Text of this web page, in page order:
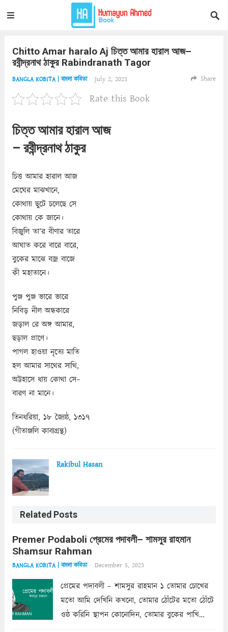
Chitto Amar haralo Aj চিত্ত আমার হারাল আজ–
রবীন্দ্রনাথ ঠাকুর Rabindranath Tagor
BANGLA KOBITA | বাংলা কবিতা July 2, 2023 Share
Rate this Book
চিত্ত আমার হারাল আজ
– রবীন্দ্রনাথ ঠাকুর
চিত্ত আমার হারাল আজ
মেঘের মাঝখানে,
কোথায় ছুটে চলেছে সে
কোথায় কে জানে।
বিজুলি তা’র বীণার তারে
আঘাত করে বারে বারে,
বুকের মাঝে বজ্র বাজে
কী মহাতানে।
পুঞ্জ পুঞ্জ ভারে ভারে
নিবিড় নীল অন্ধকারে
জড়াল রে অঙ্গ আমার,
ছড়াল প্রাণে।
পাগল হাওয়া নৃত্যে মাতি
হল আমার সাথের সাথি,
অট্টহাসে ধায় কোথা সে–
বারণ না মানে।
তিনধরিয়া, ১৮ জ্যৈষ্ঠ, ১৩১৭
(গীতাঞ্জলি কাব্যগ্রন্থ)
Rakibul Hasan
Related Posts
Premer Podaboli প্রেমের পদাবলী– শামসুর রাহমান
Shamsur Rahman
BANGLA KOBITA | বাংলা কবিতা December 5, 2023
প্রেমের পদাবলী – শামসুর রাহমান ১ তোমার চোখের
মতো আমি দেখিনি কখনো, তোমার ঠোঁটের মতো ঠোঁটে
ওষ্ঠ করিনি স্থাপন কোনোদিন, তোমার বুকের পাখি